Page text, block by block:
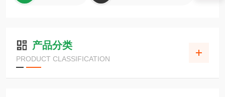
产品分类
PRODUCT CLASSIFICATION